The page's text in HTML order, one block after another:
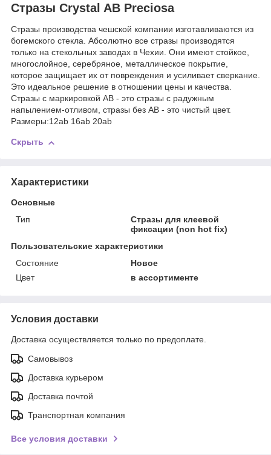
Стразы Crystal AB Preciosa
Стразы производства чешской компании изготавливаются из
богемского стекла. Абсолютно все стразы производятся
только на стекольных заводах в Чехии. Они имеют стойкое,
многослойное, серебряное, металлическое покрытие,
которое защищает их от повреждения и усиливает сверкание.
Это идеальное решение в отношении цены и качества.
Стразы с маркировкой AB - это стразы с радужным
напылением-отливом, стразы без AB - это чистый цвет.
Размеры:12ab 16ab 20ab
Скрыть
Характеристики
Основные
Тип
Стразы для клеевой
фиксации (non hot fix)
Пользовательские характеристики
Состояние
Новое
Цвет
в ассортименте
Условия доставки
Доставка осуществляется только по предоплате.
Самовывоз
Доставка курьером
Доставка почтой
Транспортная компания
Все условия доставки